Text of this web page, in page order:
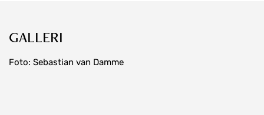
GALLERI
Foto: Sebastian van Damme